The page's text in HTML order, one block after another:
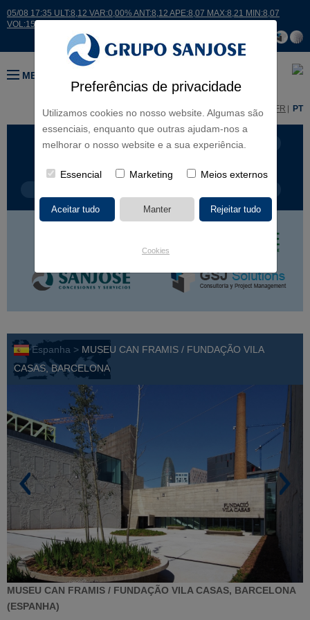
Preferências de privacidade
Utilizamos cookies no nosso website. Algumas são
essenciais, enquanto que outras ajudam-nos a
melhorar o nosso website e a sua experiência.
Essencial Marketing Meios externos
Cookies
05/08 17:35 ULT:8,12 VAR:0,00% ANT:8,12 APE:8,07 MAX:8,21 MIN:8,07
VOL:15007
MENU
EN FR PT
LINHAS DE NEGÓCIO CONTINENTES
Espanha > MUSEU CAN FRAMIS / FUNDAÇÃO VILA
CASAS, BARCELONA
MUSEU CAN FRAMIS / FUNDAÇÃO VILA CASAS, BARCELONA
(ESPANHA)